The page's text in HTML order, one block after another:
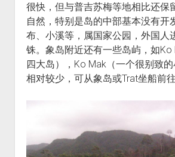
很快，但与普吉苏梅等地相比还保
自然，特别是岛的中部基本没有开
布、小溪等，属国家公园，外国人
铢。象岛附近还有一些岛屿，如
四大岛），Ko Mak（一个很别致
相对较少，可从象岛或Trat坐船前往